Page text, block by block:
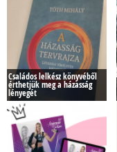
Családos lelkész könyvéből
érthetjük meg a házasság
lényegét